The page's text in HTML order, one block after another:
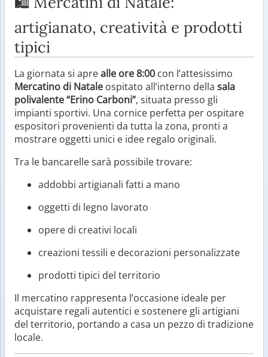
artigianato, creatività e prodotti
tipici
La giornata si aprealle ore 8:00 con l’attesissimo
Mercatino di Natale ospitato all’interno della sala
polivalente “Erino Carboni”, situata presso gli
impianti sportivi. Una cornice perfetta per ospitare
espositori provenienti da tutta la zona, pronti a
mostrare oggetti unici e idee regalo originali.
Tra le bancarelle sarà possibile trovare:
addobbi artigianali fatti a mano
oggetti di legno lavorato
opere di creativi locali
creazioni tessili e decorazioni personalizzate
prodotti tipici del territorio
Il mercatino rappresenta l’occasione ideale per
acquistare regali autentici e sostenere gli artigiani
del territorio, portando a casa un pezzo di tradizione
locale.